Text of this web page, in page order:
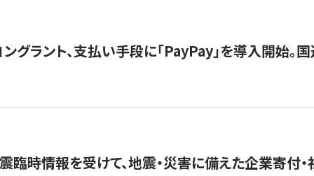
グラント、支払い手段に「PayPay」を導入開始。
臨時情報を受けて、地震・災害に備えた企業寄付